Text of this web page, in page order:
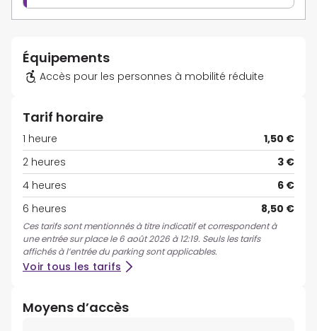
Équipements
Accès pour les personnes à mobilité réduite
Tarif horaire
1 heure
1,50 €
2 heures
3 €
4 heures
6 €
6 heures
8,50 €
Ces tarifs sont mentionnés à titre indicatif et correspondent à
une entrée sur place le 6 août 2026 à 12:19. Seuls les tarifs
affichés à l’entrée du parking sont applicables.
Voir tous les tarifs
Moyens d’accès